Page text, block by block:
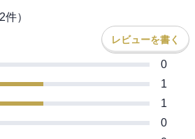
2件）
レビューを書く
0
1
1
0